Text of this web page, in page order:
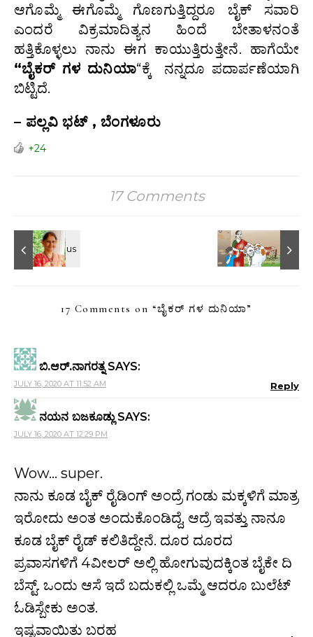
ಆಗೊಮ್ಮೆ ಈಗೊಮ್ಮೆ ಗೊಣಗುತ್ತಿದ್ದರೂ ಬೈಕ್ ಸವಾರಿ
ಎಂದರೆ ವಿಕ್ರಮಾದಿತ್ಯನ ಹಿಂದೆ ಬೇತಾಳನಂತೆ
ಹತ್ತಿಕೊಳ್ಳಲು ನಾನು ಈಗ ಕಾಯುತ್ತಿರುತ್ತೇನೆ. ಹಾಗೆಯೇ
“ಬೈಕರ್ ಗಳ ದುನಿಯಾ“ಕ್ಕೆ ನನ್ನದೂ ಪದಾರ್ಪಣೆಯಾಗಿ
ಬಿಟ್ಟಿದೆ.
– ಪಲ್ಲವಿ ಭಟ್ , ಬೆಂಗಳೂರು
+24
17 Comments
17 Comments on “ಬೈಕರ್ ಗಳ ದುನಿಯಾ”
ಬಿ.ಆರ್.ನಾಗರತ್ನ SAYS:
JULY 16, 2020 AT 11:52 AM Reply
ನಯನ ಬಜಕೂಡ್ಲು SAYS:
JULY 16, 2020 AT 12:29 PM
Wow… super.
ನಾನು ಕೂಡ ಬೈಕ್ ರೈಡಿಂಗ್ ಅಂದ್ರೆ ಗಂಡು ಮಕ್ಕಳಿಗೆ ಮಾತ್ರ
ಇರೋದು ಅಂತ ಅಂದುಕೊಂಡಿದ್ದೆ, ಆದ್ರೆ ಇವತ್ತು ನಾನೂ
ಕೂಡ ಬೈಕ್ ರೈಡ್ ಕಲಿತಿದ್ದೇನೆ. ದೂರ ದೂರದ
ಪ್ರವಾಸಗಳಿಗೆ 4ವೀಲರ್ ಅಲ್ಲಿ ಹೋಗುವುದಕ್ಕಿಂತ ಬೈಕೇ ದಿ
ಬೆಸ್ಟ್. ಒಂದು ಆಸೆ ಇದೆ ಬದುಕಲ್ಲಿ ಒಮ್ಮೆ ಆದರೂ ಬುಲೆಟ್
ಓಡಿಸ್ಬೇಕು ಅಂತ.
ಇಷ್ಟವಾಯಿತು ಬರಹ